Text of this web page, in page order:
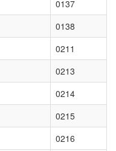
0137
0138
0211
0213
0214
0215
0216